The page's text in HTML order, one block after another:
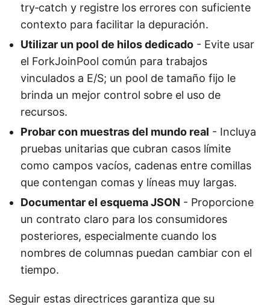
try‑catch y registre los errores con suficiente
contexto para facilitar la depuración.
Utilizar un pool de hilos dedicado - Evite usar
el ForkJoinPool común para trabajos
vinculados a E/S; un pool de tamaño fijo le
brinda un mejor control sobre el uso de
recursos.
Probar con muestras del mundo real - Incluya
pruebas unitarias que cubran casos límite
como campos vacíos, cadenas entre comillas
que contengan comas y líneas muy largas.
Documentar el esquema JSON - Proporcione
un contrato claro para los consumidores
posteriores, especialmente cuando los
nombres de columnas puedan cambiar con el
tiempo.
Seguir estas directrices garantiza que su